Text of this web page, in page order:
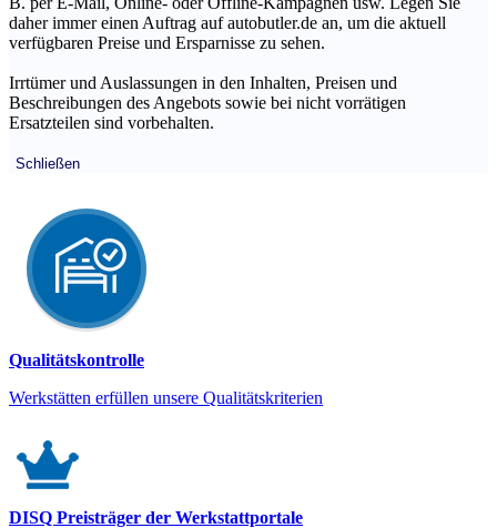
daher immer einen Auftrag auf autobutler.de an, um die aktuell
verfügbaren Preise und Ersparnisse zu sehen.
Irrtümer und Auslassungen in den Inhalten, Preisen und
Beschreibungen des Angebots sowie bei nicht vorrätigen
Ersatzteilen sind vorbehalten.
Schließen
Qualitätskontrolle
Werkstätten erfüllen unsere Qualitätskriterien
DISQ Preisträger der Werkstattportale